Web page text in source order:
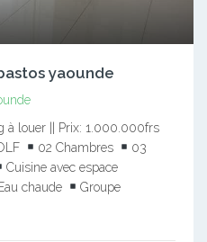
yaounde
à louer || Prix: 1.000.000frs
02 Chambres
03
Cuisine avec espace
Eau chaude
Groupe